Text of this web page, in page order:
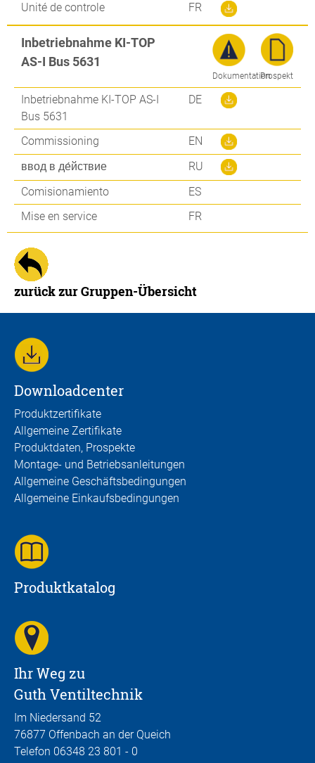
Unité de controle
FR
Inbetriebnahme KI-TOP
AS-I Bus 5631
DokumentationProspekt
Inbetriebnahme KI-TOP AS-I
Bus 5631
DE
Commissioning
EN
ввод в де́йствие
RU
Comisionamiento
ES
Mise en service
FR
zurück zur Gruppen-Übersicht
Downloadcenter
Produktzertifikate
Allgemeine Zertifikate
Produktdaten, Prospekte
Montage- und Betriebsanleitungen
Allgemeine Geschäftsbedingungen
Allgemeine Einkaufsbedingungen
Produktkatalog
Ihr Weg zu
Guth Ventiltechnik
Im Niedersand 52
76877 Offenbach an der Queich
Telefon 06348 23 801 - 0